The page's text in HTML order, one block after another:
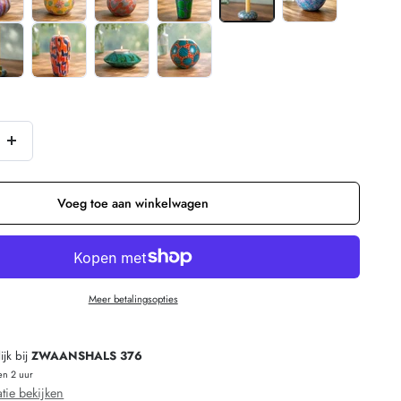
Verhoog
de
hoeveelheid
voor
FAIRTRADE
gekleurde
van
speksteen
Voeg toe aan winkelwagen
Meer betalingsopties
bijZWAANSHALS 376
2 uur
bekijken